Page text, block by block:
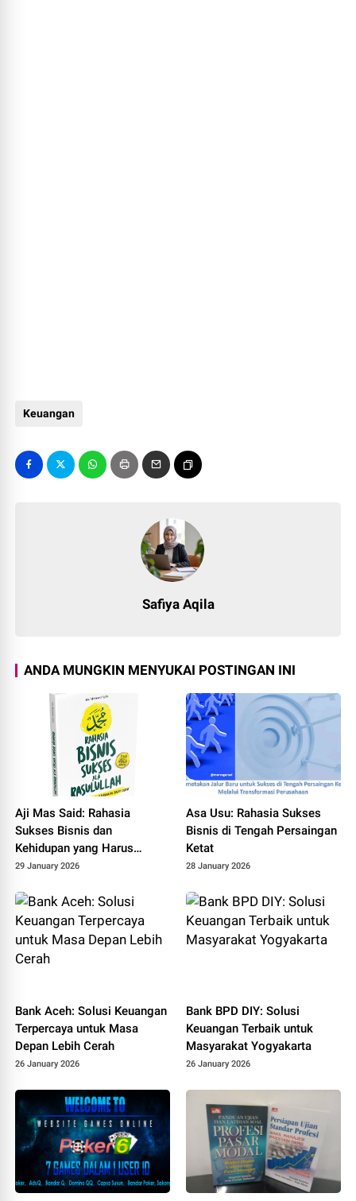
Keuangan
Safiya Aqila
ANDA MUNGKIN MENYUKAI POSTINGAN INI
Aji Mas Said: Rahasia
Sukses Bisnis dan
Kehidupan yang Harus
Diketahui
29 January 2026
Asa Usu: Rahasia Sukses
Bisnis di Tengah Persaingan
Ketat
28 January 2026
Bank Aceh: Solusi Keuangan
Terpercaya untuk Masa
Depan Lebih Cerah
26 January 2026
Bank BPD DIY: Solusi
Keuangan Terbaik untuk
Masyarakat Yogyakarta
26 January 2026